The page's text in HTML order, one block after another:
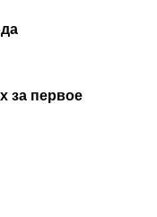
за первое